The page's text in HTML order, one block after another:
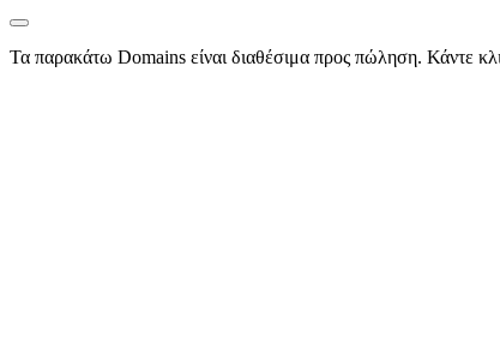
Τα παρακάτω Domains είναι διαθέσιμα προς πώληση. Κάντε